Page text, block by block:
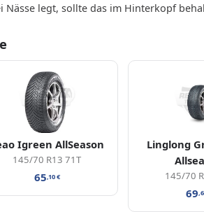
Nässe legt, sollte das im Hinterkopf
Igreen AllSeason
145/70 R13 71T
65,10€
Linglong
145/70
69